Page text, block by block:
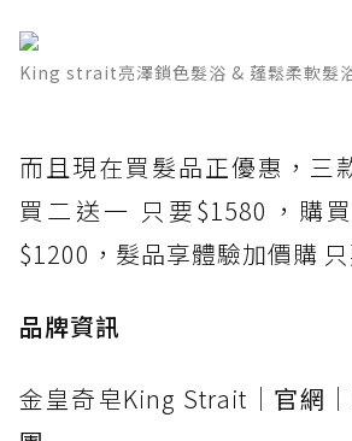
King strait亮澤鎖色髮浴 & 蓬鬆柔軟髮
而且現在買髮品正優惠，三
買二送一 只要$1580，購
$1200，髮品享體驗加價購
品牌資訊
金皇奇皂King Strait｜ 官網 ｜